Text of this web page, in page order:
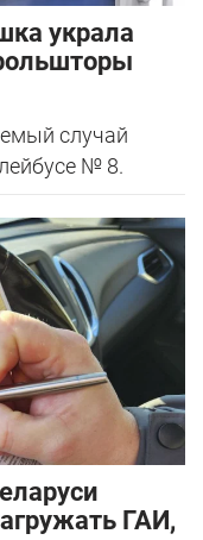
украла
случай
№ 8.
ГАИ,